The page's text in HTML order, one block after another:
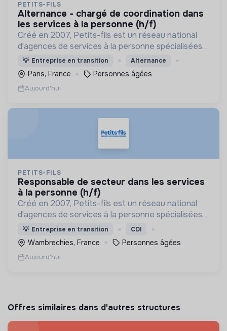
PETITS-FILS
alternance - chargé de coordination dans
les services à la personne (h/f)
Créé en 2007, Petits-fils est un réseau national
d'agences de services à la personne spécialisées
dans l'aide à domicile pour les personnes âgées.
💡 Entreprise en transition Alternance
Paris, France Personnes âgées
Aujourd'hui
PETITS-FILS
responsable de secteur dans les services
à la personne (h/f)
Créé en 2007, Petits-fils est un réseau national
d'agences de services à la personne spécialisées
dans l'aide à domicile pour les personnes âgées.
💡 Entreprise en transition CDI
Wambrechies, France Personnes âgées
Aujourd'hui
Offres similaires dans d'autres structures